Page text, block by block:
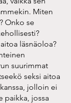
Miten
Onko se
läsnäoloa?
suurimmat
seksi aitoa
jolloin ei
paikka, jossa